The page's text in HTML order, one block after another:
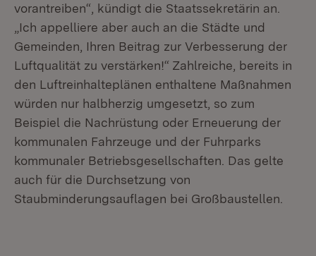
vorantreiben“, kündigt die Staatssekretärin an.
„Ich appelliere aber auch an die Städte und
Gemeinden, Ihren Beitrag zur Verbesserung der
Luftqualität zu verstärken!“ Zahlreiche, bereits in
den Luftreinhalteplänen enthaltene Maßnahmen
würden nur halbherzig umgesetzt, so zum
Beispiel die Nachrüstung oder Erneuerung der
kommunalen Fahrzeuge und der Fuhrparks
kommunaler Betriebsgesellschaften. Das gelte
auch für die Durchsetzung von
Staubminderungsauflagen bei Großbaustellen.